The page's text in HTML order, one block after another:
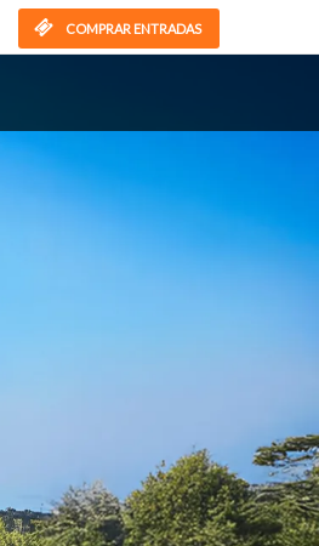
COMPRAR ENTRADAS